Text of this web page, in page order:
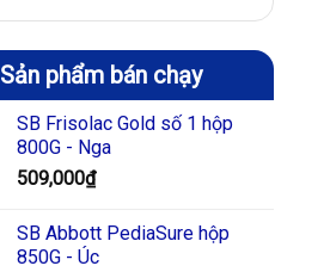
Sản phẩm bán chạy
SB Frisolac Gold số 1 hộp
800G - Nga
509,000₫
SB Abbott PediaSure hộp
850G - Úc